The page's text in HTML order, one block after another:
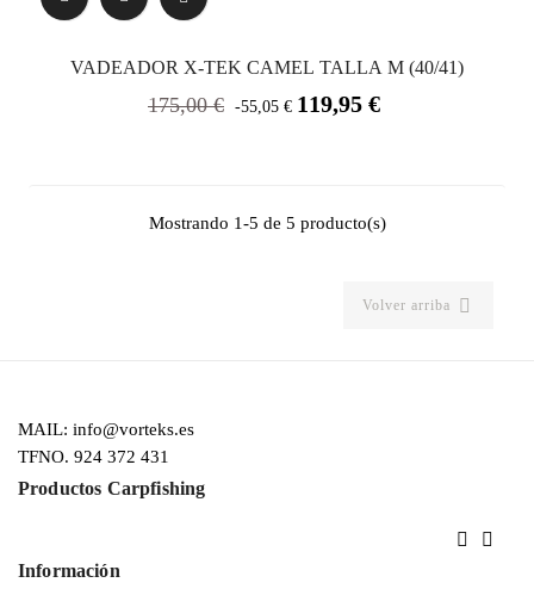
VADEADOR X-TEK CAMEL TALLA M (40/41)
Precio
175,00 € -55,05 €
Precio
119,95 €
Mostrando 1-5 de 5 producto(s)
Volver arriba 
MAIL: info@vorteks.es
TFNO. 924 372 431
Productos Carpfishing


Información